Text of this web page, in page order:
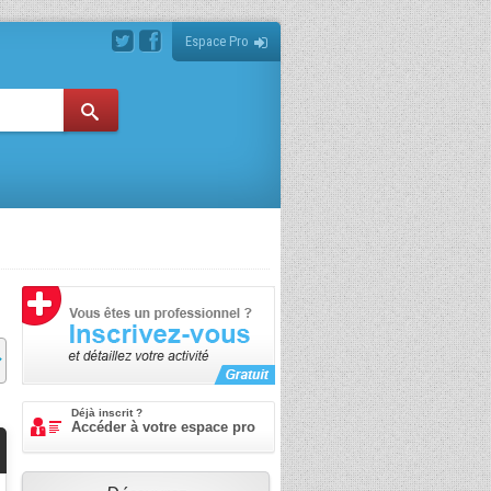
Espace Pro
Déjà inscrit ?
Accéder à votre espace pro